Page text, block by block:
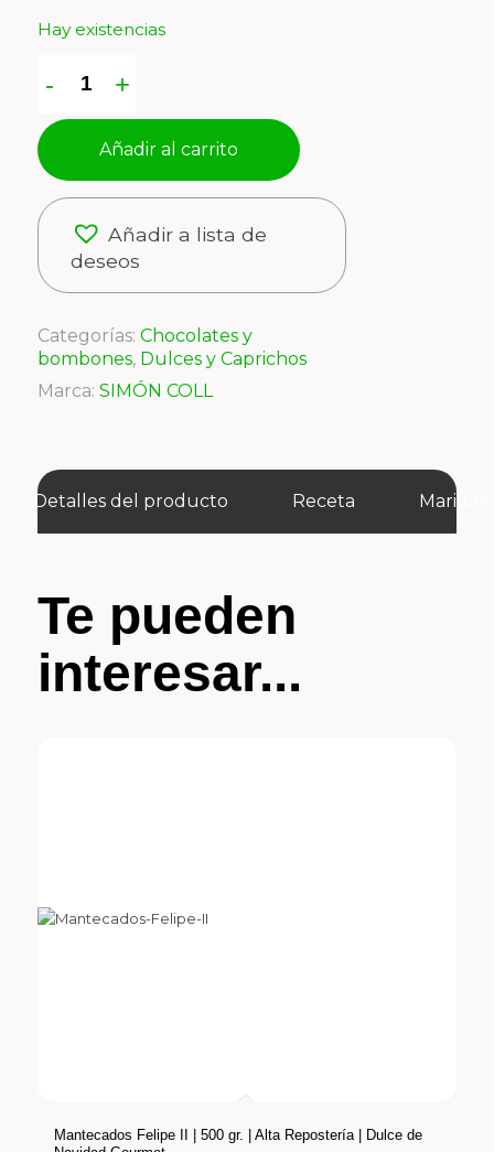
Hay existencias
Añadir al carrito
Añadir a lista de
deseos
Categorías: Chocolates y
bombones, Dulces y Caprichos
Marca: SIMÓN COLL
Detalles del producto Receta
Te pueden
interesar...
Mantecados Felipe II | 500 gr. | Alta Repostería | Dulce de